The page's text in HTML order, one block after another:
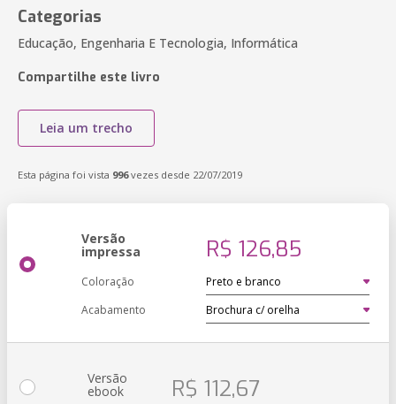
Categorias
Educação, Engenharia E Tecnologia, Informática
Compartilhe este livro
Leia um trecho
Esta página foi vista 996vezes desde 22/07/2019
Versão
impressa R$ 126,85
Coloração
Acabamento
Versão
ebook R$ 112,67